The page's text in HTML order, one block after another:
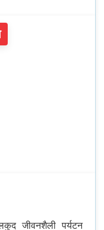
जीवनशैली पर्यटन